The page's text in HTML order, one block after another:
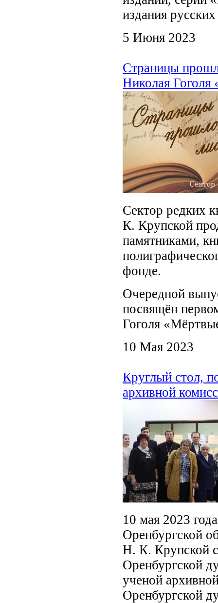
издания
5 Июня 2023
Страницы
Николая
Сектор редких
К. Крупской
памятниками,
фонде.
Очередной
посвящён
Гоголя
10 Мая 2023
Круглый стол,
архивной
10 мая 2023
Оренбургской
Н. К. Крупской
Оренбургской
ученой
Оренбургской